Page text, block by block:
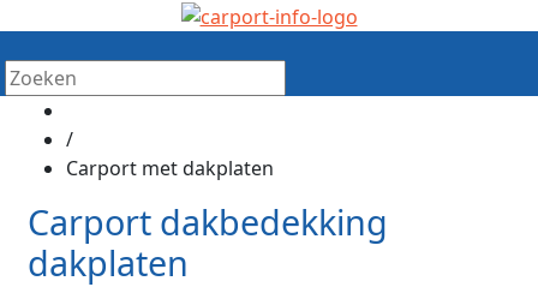
/
Carport met dakplaten
Carport dakbedekking
dakplaten